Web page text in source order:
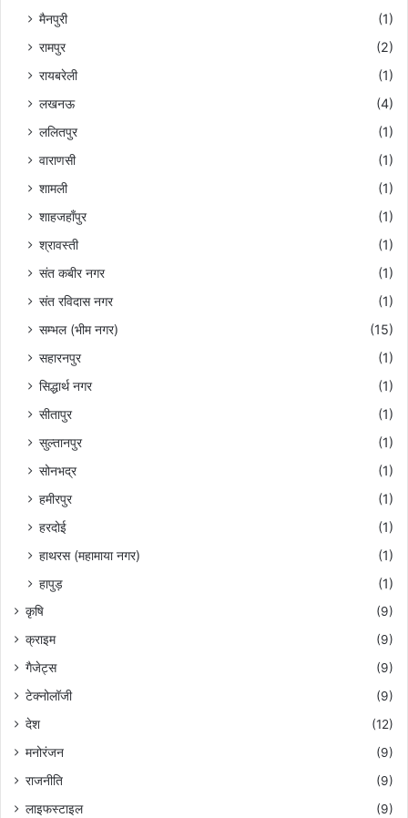
मैनपुरी
(1)
रामपुर
(2)
रायबरेली
(1)
लखनऊ
(4)
ललितपुर
(1)
वाराणसी
(1)
शामली
(1)
शाहजहाँपुर
(1)
श्रावस्ती
(1)
संत कबीर नगर
(1)
संत रविदास नगर
(1)
सम्भल (भीम नगर)
(15)
सहारनपुर
(1)
सिद्धार्थ नगर
(1)
सीतापुर
(1)
सुल्तानपुर
(1)
सोनभद्र
(1)
हमीरपुर
(1)
हरदोई
(1)
हाथरस (महामाया नगर)
(1)
हापुड़
(1)
कृषि
(9)
क्राइम
(9)
गैजेट्स
(9)
टेक्नोलॉजी
(9)
देश
(12)
मनोरंजन
(9)
राजनीति
(9)
लाइफस्टाइल
(9)